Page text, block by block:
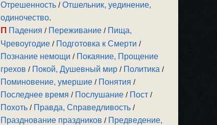
Отрешенность /Отшельник, уединение,
одиночество.
П Падения / Переживание / Пища,
Чревоугодие / Подготовка к Смерти /
Познание немощи / Покаяние, Прощение
грехов / Покой, Душевный мир / Политика /
Поминовение, умершие / Понятия /
Последнее время / Послушание / Пост /
Похоть / Правда, Справедливость /
Празднование праздников / Предведение,